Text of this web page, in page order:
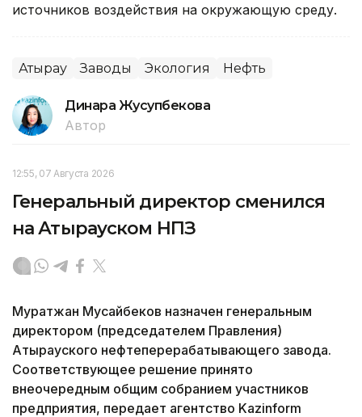
источников воздействия на окружающую среду.
Атырау Заводы Экология Нефть
Динара Жусупбекова
Автор
12:55, 07 Августа 2026
Генеральный директор сменился
на Атырауском НПЗ
Муратжан Мусайбеков назначен генеральным
директором (председателем Правления)
Атырауского нефтеперерабатывающего завода.
Соответствующее решение принято
внеочередным общим собранием участников
предприятия, передает агентство Kazinform